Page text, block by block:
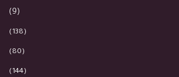
(9)
(138)
(80)
(144)